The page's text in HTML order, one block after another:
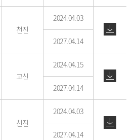
천진
2024.04.03
2027.04.14
고신
2024.04.15
2027.04.14
천진
2024.04.03
2027.04.14